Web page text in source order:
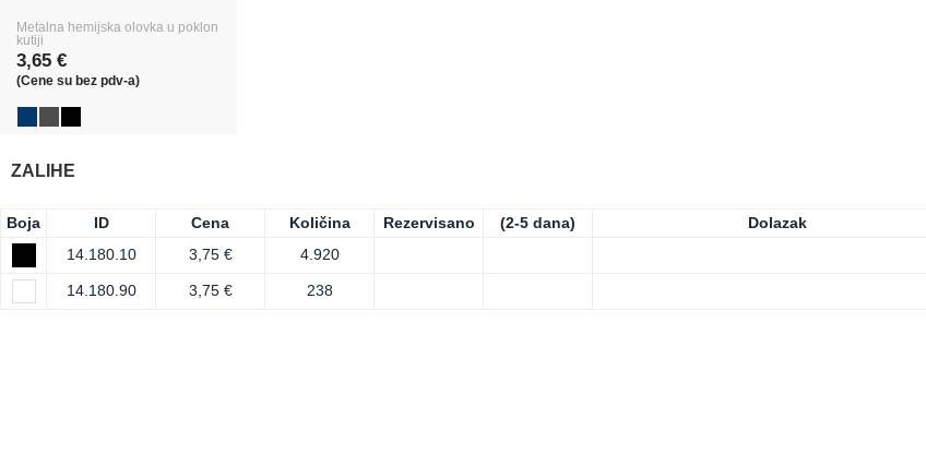
Metalna hemijska olovka u poklon
kutiji
3,65 €
(Cene su bez pdv-a)
ZALIHE
Boja ID Cena Količina Rezervisano (2-5 dana) Dolazak
14.180.10
3,75 € 4.920
14.180.90 3,75 € 238